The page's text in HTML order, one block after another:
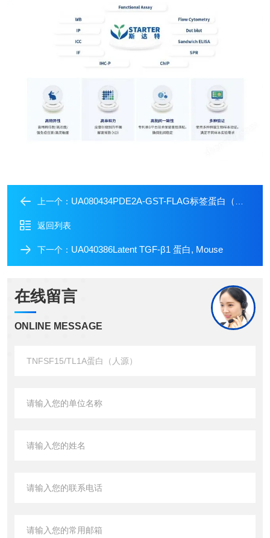
上一个： UA080434PDE2A-GST-FLAG标签蛋白（人源）
返回列表
下一个： UA040386Latent TGF-β1 蛋白, Mouse
在线留言
ONLINE MESSAGE